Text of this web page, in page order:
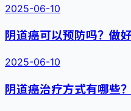
2025-06-10
阴道癌可以预防吗？做
2025-06-10
阴道癌治疗方式有哪些